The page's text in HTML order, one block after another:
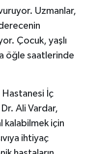
Uzmanlar,
Çocuk, yaşlı
öğle saatlerinde
Hastanesi İç
Dr. Ali Vardar,
kalabilmek için
ihtiyaç